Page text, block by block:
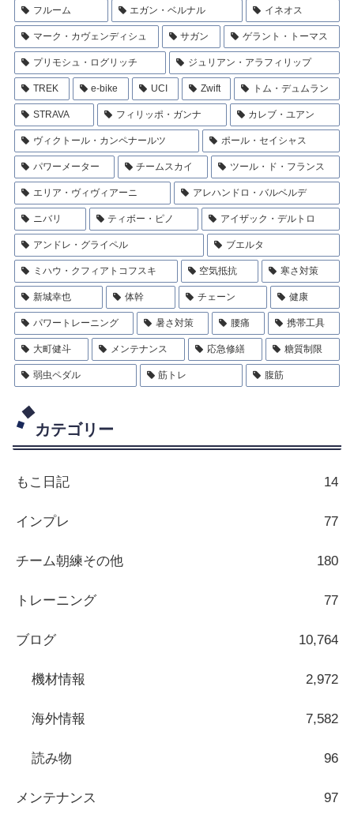
フルーム エガン・ベルナル イネオス
マーク・カヴェンディシュ サガン ゲラント・トーマス
プリモシュ・ログリッチ ジュリアン・アラフィリップ
TREK e-bike UCI Zwift トム・デュムラン
STRAVA フィリッポ・ガンナ カレブ・ユアン
ヴィクトール・カンペナールツ ポール・セイシャス
パワーメーター チームスカイ ツール・ド・フランス
エリア・ヴィヴィアーニ アレハンドロ・バルベルデ
ニバリ ティボー・ピノ アイザック・デルトロ
アンドレ・グライペル ブエルタ
ミハウ・クフィアトコフスキ 空気抵抗 寒さ対策
新城幸也 体幹 チェーン 健康
パワートレーニング 暑さ対策 腰痛 携帯工具
大町健斗 メンテナンス 応急修繕 糖質制限
弱虫ペダル 筋トレ 腹筋
カテゴリー
もこ日記 14
インプレ 77
チーム朝練その他 180
トレーニング 77
ブログ 10,764
機材情報 2,972
海外情報 7,582
読み物 96
メンテナンス 97